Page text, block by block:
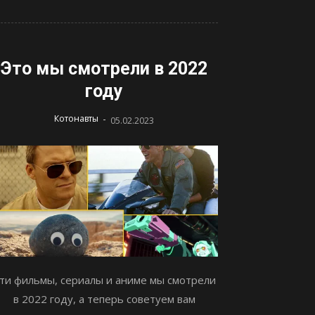
Это мы смотрели в 2022
году
Котонавты - 05.02.2023
фильмы, сериалы и аниме мы смотрели
в 2022 году, а теперь советуем вам